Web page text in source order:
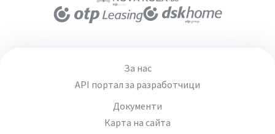
За нас
API портал за разработчици
Документи
Карта на сайта